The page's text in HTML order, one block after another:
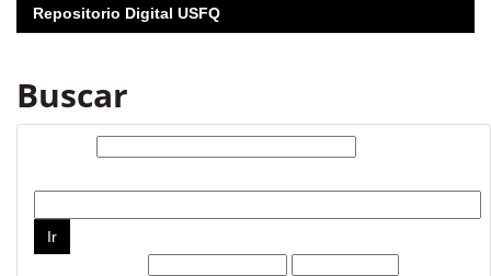
Repositorio Digital USFQ
Buscar